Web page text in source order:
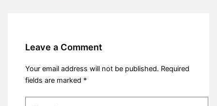
Leave a Comment
Your email address will not be published. Required
fields are marked *